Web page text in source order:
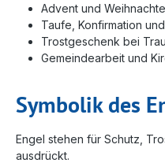
Advent und
Taufe, Konfirmation
Trostgeschenk bei
Gemeindearbeit und
Symbolik des
Engel stehen für Schutz,
ausdrückt.